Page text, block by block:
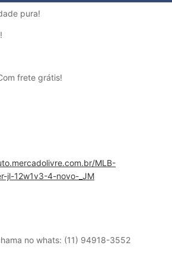
pura!
frete grátis!
MLB-
jl-12w1v3-4-novo-_JM
no whats: (11) 94918-3552